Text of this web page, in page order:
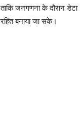
ताकि जनगणना के दौरान डेटा
बनाया जा सके।